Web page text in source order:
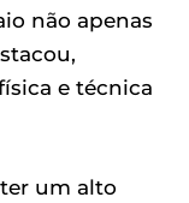
não apenas
e técnica
um alto